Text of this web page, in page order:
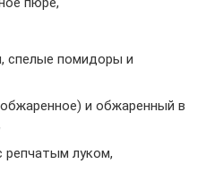
спелые помидоры и
и обжаренный в
репчатым луком,